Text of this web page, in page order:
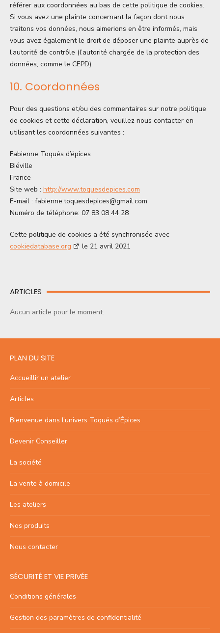
référer aux coordonnées au bas de cette politique de cookies.
Si vous avez une plainte concernant la façon dont nous
traitons vos données, nous aimerions en être informés, mais
vous avez également le droit de déposer une plainte auprès de
l’autorité de contrôle (l’autorité chargée de la protection des
données, comme le CEPD).
10. Coordonnées
Pour des questions et/ou des commentaires sur notre politique
de cookies et cette déclaration, veuillez nous contacter en
utilisant les coordonnées suivantes :
Fabienne Toqués d’épices
Biéville
France
Site web : http://www.toquesdepices.com
E-mail : moc.liamg@secipedseuqot.enneibaf
Numéro de téléphone: 07 83 08 44 28
Cette politique de cookies a été synchronisée avec
cookiedatabase.org
le 21 avril 2021
ARTICLES
Aucun article pour le moment.
PLAN DU SITE
Accueillir un atelier
Articles
Bienvenue dans l’univers Toqués d’Épices
Devenir Conseiller
La société
La vente à domicile
Les ateliers
Nos produits
Nous contacter
SÉCURITÉ ET VIE PRIVÉE
Conditions générales
Gestion des paramètres de confidentialité